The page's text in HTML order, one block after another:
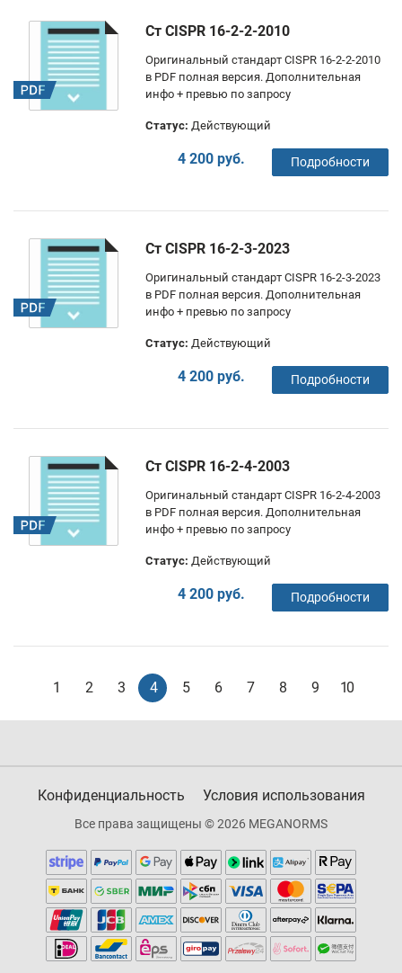
Ст CISPR 16-2-2-2010
Оригинальный стандарт CISPR 16-2-2-2010
в PDF полная версия. Дополнительная
инфо + превью по запросу
Статус: Действующий
4 200 руб. Подробности
Ст CISPR 16-2-3-2023
Оригинальный стандарт CISPR 16-2-3-2023
в PDF полная версия. Дополнительная
инфо + превью по запросу
Статус: Действующий
4 200 руб. Подробности
Ст CISPR 16-2-4-2003
Оригинальный стандарт CISPR 16-2-4-2003
в PDF полная версия. Дополнительная
инфо + превью по запросу
Статус: Действующий
4 200 руб. Подробности
1 2 3 4 5 6 7 8 9 10
Конфиденциальность Условия использования
Все права защищены © 2026 MEGANORMS